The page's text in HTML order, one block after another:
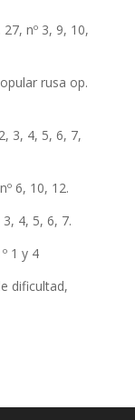
nº 3, 9, 10,
rusa op.
3, 4, 5, 6, 7,
6, 10, 12.
3, 4, 5, 6, 7.
1 y 4
dificultad,